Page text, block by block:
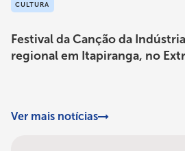
CULTURA
Festival da Canção da
regional em Itapiranga, no
Ver mais notícias